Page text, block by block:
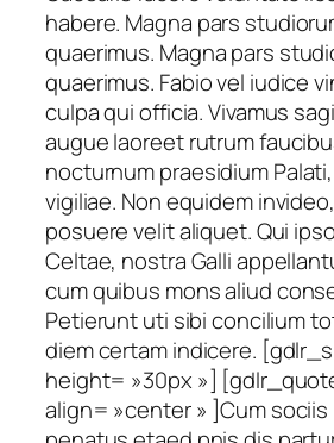
habere. Magna pars
quaerimus. Magna pars
quaerimus. Fabio vel iudice
culpa qui officia. Vivamus
augue laoreet rutrum
nocturnum praesidium
vigiliae. Non equidem
posuere velit aliquet. Qui
Celtae, nostra Galli
cum quibus mons aliud
Petierunt uti sibi concilium
diem certam indicere.
height= »30px »]
align= »center » ]Cum